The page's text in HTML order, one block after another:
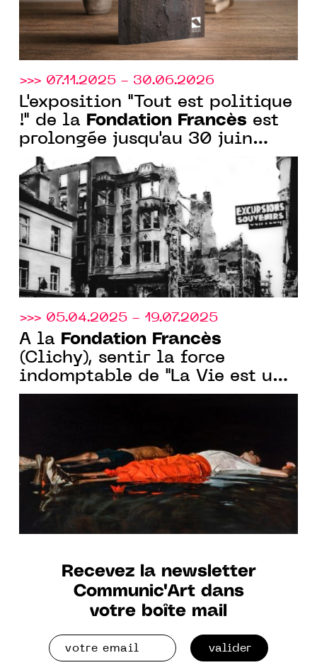
>>> 07.11.2025 - 30.06.2026
L'exposition "Tout est politique
!" de la
Fondation Francès est
prolongée jusqu'au 30 juin
2026 dans les espaces de
Clichy et Senlis
>>> 05.04.2025 - 19.07.2025
À la Fondation Francès
(Clichy), sentir la force
indomptable de "La Vie est une
plaie dont je ne me défais pas",
Recevez la newsletter
Communic'Art dans
votre boîte mail
valider